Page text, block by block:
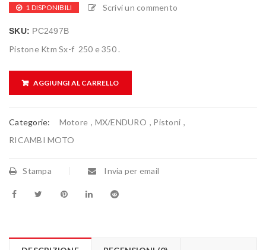
1 DISPONIBILI Scrivi un commento
SKU: PC2497B
Pistone Ktm Sx-f 250 e 350 .
AGGIUNGI AL CARRELLO
Categorie: Motore , MX/ENDURO , Pistoni ,
RICAMBI MOTO
Stampa Invia per email